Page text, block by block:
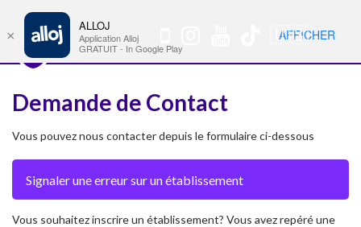
🇺🇸 Nav
Demande de Contact
Vous pouvez nous contacter depuis le formulaire ci-dessous
Vous souhaitez inscrire un établissement? Vous avez repéré une
×
ALLOJ
Application Alloj
GRATUIT - In Google Play
AFFICHER